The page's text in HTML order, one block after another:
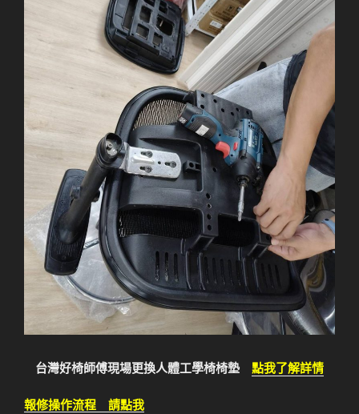
台灣好椅師傅現場更換人體工學椅椅墊 點我了解詳情
報修操作流程 請點我